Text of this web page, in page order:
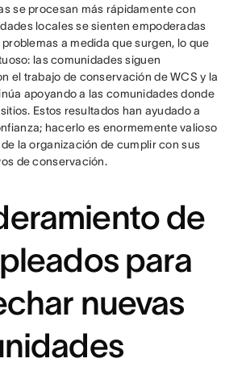
se procesan más rápidamente con
locales se sienten empoderadas
a medida que surgen, lo que
las comunidades siguen
el trabajo de conservación de WCS y la
apoyando a las comunidades donde
Estos resultados han ayudado a
hacerlo es enormemente valioso
la organización de cumplir con sus
de conservación.
de
para
nuevas